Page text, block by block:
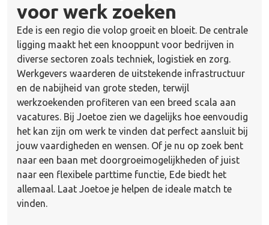
voor werk zoeken
Ede is een regio die volop groeit en bloeit. De centrale
ligging maakt het een knooppunt voor bedrijven in
diverse sectoren zoals techniek, logistiek en zorg.
Werkgevers waarderen de uitstekende infrastructuur
en de nabijheid van grote steden, terwijl
werkzoekenden profiteren van een breed scala aan
vacatures. Bij Joetoe zien we dagelijks hoe eenvoudig
het kan zijn om werk te vinden dat perfect aansluit bij
jouw vaardigheden en wensen. Of je nu op zoek bent
naar een baan met doorgroeimogelijkheden of juist
naar een flexibele parttime functie, Ede biedt het
allemaal. Laat Joetoe je helpen de ideale match te
vinden.